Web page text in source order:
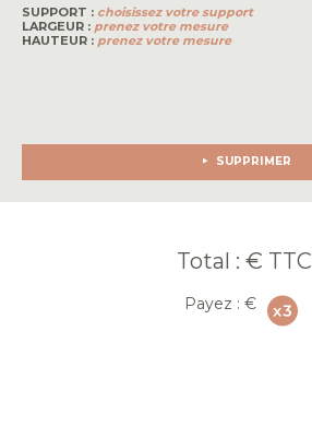
SUPPORT : choisissez votre support
LARGEUR : prenez votre mesure
HAUTEUR : prenez votre mesure
SUPPRIMER
Total : € TTC
Payez :€